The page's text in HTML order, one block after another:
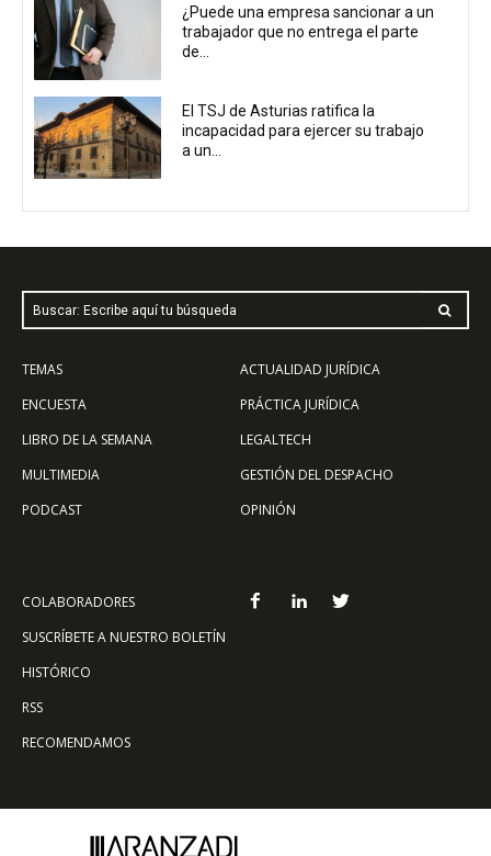
¿Puede una empresa sancionar a un
trabajador que no entrega el parte
de...
El TSJ de Asturias ratifica la
incapacidad para ejercer su trabajo
a un...
Buscar: Escribe aquí tu búsqueda
TEMAS
ENCUESTA
LIBRO DE LA SEMANA
MULTIMEDIA
PODCAST
ACTUALIDAD JURÍDICA
PRÁCTICA JURÍDICA
LEGALTECH
GESTIÓN DEL DESPACHO
OPINIÓN
COLABORADORES
SUSCRÍBETE A NUESTRO BOLETÍN
HISTÓRICO
RSS
RECOMENDAMOS